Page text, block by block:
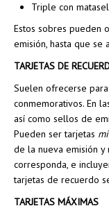
Triple con
Estos sobres pueden
emisión, hasta que se
TARJETAS DE
Suelen ofrecerse
conmemorativos. En
así como sellos de
Pueden ser tarjetas
de la nueva emisión
corresponda, e
tarjetas de recuerdo
TARJETAS MÁXIMAS